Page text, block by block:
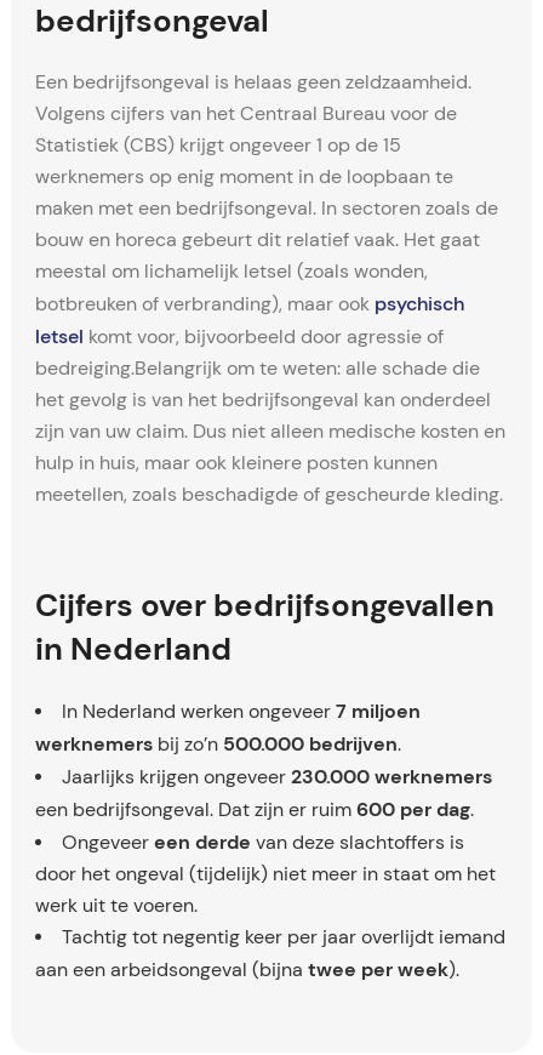
bedrijfsongeval
Een bedrijfsongeval is helaas geen zeldzaamheid.
Volgens cijfers van het Centraal Bureau voor de
Statistiek (CBS) krijgt ongeveer 1 op de 15
werknemers op enig moment in de loopbaan te
maken met een bedrijfsongeval. In sectoren zoals de
bouw en horeca gebeurt dit relatief vaak. Het gaat
meestal om lichamelijk letsel (zoals wonden,
botbreuken of verbranding), maar ook psychisch
letsel komt voor, bijvoorbeeld door agressie of
bedreiging.Belangrijk om te weten: alle schade die
het gevolg is van het bedrijfsongeval kan onderdeel
zijn van uw claim. Dus niet alleen medische kosten en
hulp in huis, maar ook kleinere posten kunnen
meetellen, zoals beschadigde of gescheurde kleding.
Cijfers over bedrijfsongevallen
in Nederland
In Nederland werken ongeveer 7 miljoen
werknemersbij zo’n 500.000 bedrijven.
Jaarlijks krijgen ongeveer 230.000 werknemers
een bedrijfsongeval. Dat zijn er ruim 600 per dag.
Ongeveer een derde van deze slachtoffers is
door het ongeval (tijdelijk) niet meer in staat om het
werk uit te voeren.
Tachtig tot negentig keer per jaar overlijdt iemand
aan een arbeidsongeval (bijna twee per week).